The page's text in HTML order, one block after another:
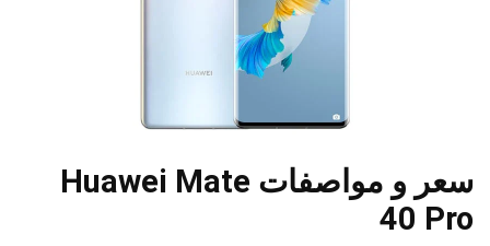
سعر و مواصفات Huawei Mate
40 Pro